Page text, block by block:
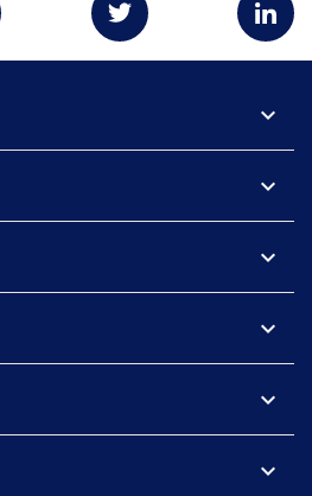
expand_more
expand_more
expand_more
expand_more
expand_more
expand_more